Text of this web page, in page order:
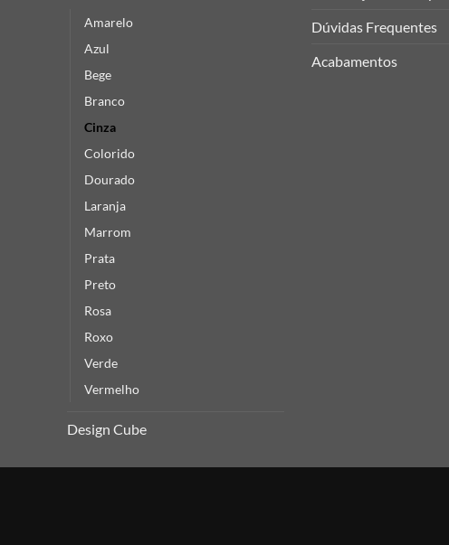
Amarelo
Azul
Bege
Branco
Cinza
Colorido
Dourado
Laranja
Marrom
Prata
Preto
Rosa
Roxo
Verde
Vermelho
Design Cube
Dúvidas Frequentes
Acabamentos